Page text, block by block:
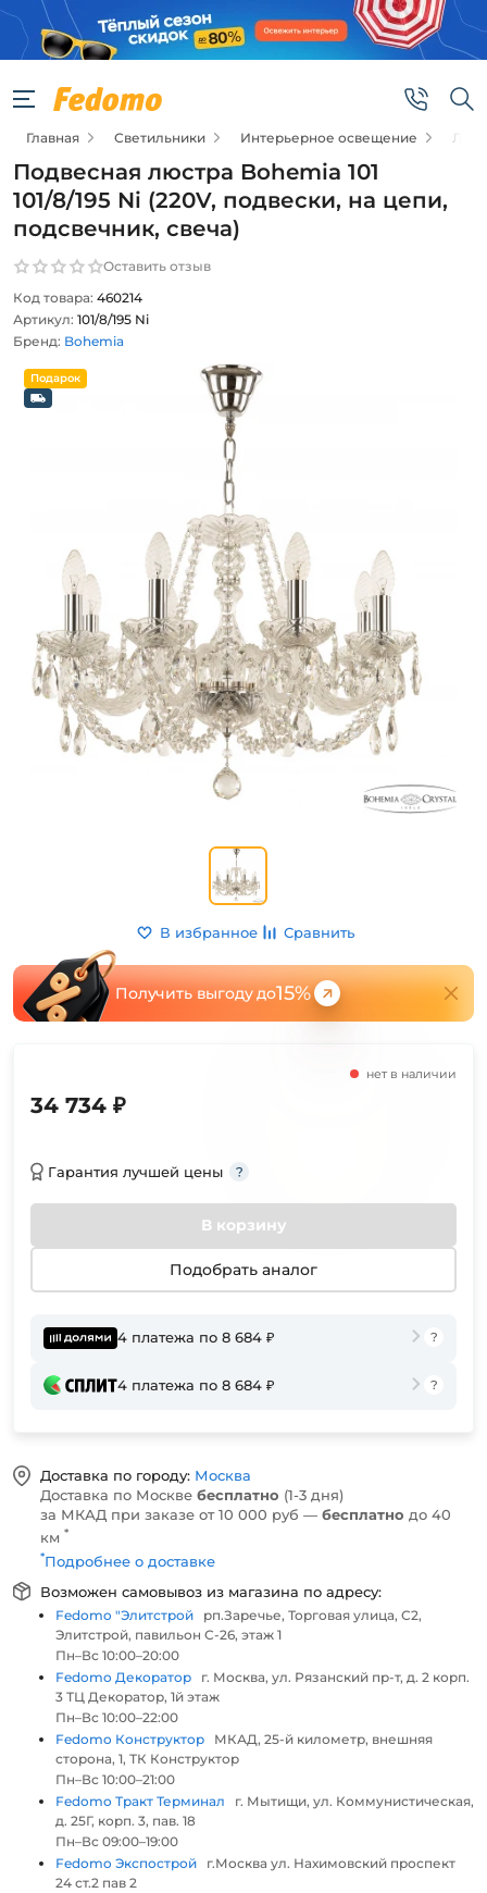
Главная Светильники Интерьерное освещение
Подвесная люстра Bohemia 101
101/8/195 Ni (220V, подвески, на цепи,
подсвечник, свеча)
Оставить отзыв
Код товара: 460214
Артикул: 101/8/195 Ni
Бренд: Bohemia
В избранное Сравнить
Получить выгоду до15%
нет в наличии
34 734 ₽
Гарантия лучшей цены
В корзину
Подобрать аналог
4 платежа по 8 684 ₽
4 платежа по 8 684 ₽
Доставка по городу: Москва
Доставка по Москве бесплатно (1-3 дня)
за МКАД при заказе от 10 000 руб — бесплатно до 40
км *
*Подробнее о доставке
Возможен самовывоз из магазина по адресу:
Fedomo "Элитстрой
рп.Заречье, Торговая улица, С2,
Элитстрой, павильон С-26, этаж 1
Пн–Вс 10:00–20:00
Fedomo Декоратор
г. Москва, ул. Рязанский пр-т, д. 2 корп.
3 ТЦ Декоратор, 1й этаж
Пн–Вс 10:00–22:00
Fedomo Конструктор
МКАД, 25-й километр, внешняя
сторона, 1, ТК Конструктор
Пн–Вс 10:00–21:00
Fedomo Тракт Терминал
г. Мытищи, ул. Коммунистическая,
д. 25Г, корп. 3, пав. 18
Пн–Вс 09:00–19:00
Fedomo Экспострой
г.Москва ул. Нахимовский проспект
24 ст.2 пав 2